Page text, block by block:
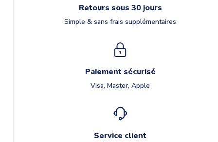
Retours sous 30 jours
Simple & sans frais supplémentaires
Paiement sécurisé
Visa, Master, Apple
Service client